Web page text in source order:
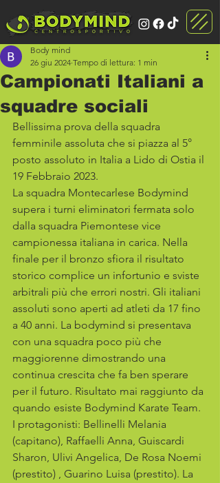
Campionati Italiani a
squadre sociali
Body mind
26 giu 2024 Tempo di lettura: 1 min
Bellissima prova della squadra
femminile assoluta che si piazza al 5°
posto assoluto in Italia a Lido di Ostia il
19 Febbraio 2023.
La squadra Montecarlese Bodymind
supera i turni eliminatori fermata solo
dalla squadra Piemontese vice
campionessa italiana in carica. Nella
finale per il bronzo sfiora il risultato
storico complice un infortunio e sviste
arbitrali più che errori nostri. Gli italiani
assoluti sono aperti ad atleti da 17 fino
a 40 anni. La bodymind si presentava
con una squadra poco più che
maggiorenne dimostrando una
continua crescita che fa ben sperare
per il futuro. Risultato mai raggiunto da
quando esiste Bodymind Karate Team.
I protagonisti: Bellinelli Melania
(capitano), Raffaelli Anna, Guiscardi
Sharon, Ulivi Angelica, De Rosa Noemi
(prestito) , Guarino Luisa (prestito). La